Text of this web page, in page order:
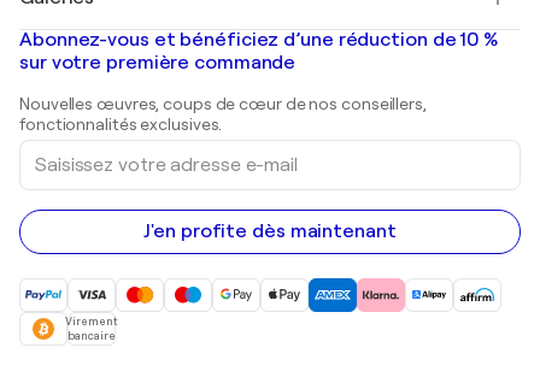
Banksy
Mr. Brainwash
Shepard Fairey
Peintures de paysage
Estampes
Peintures acryliques
Galeries d'art en France
Galeries d'art en Belgique
Abonnez-vous et bénéficiez d’une réduction de 10 %
sur votre première commande
Nouvelles œuvres, coups de cœur de nos conseillers,
fonctionnalités exclusives.
Saisissez
votre
adresse
e-
mail
J'en profite dès maintenant
Virement
bancaire